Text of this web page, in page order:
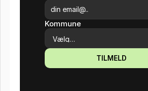
Kommune
TILMELD